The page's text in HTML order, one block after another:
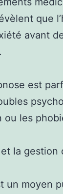
que
avant
est
ou les
et la gestion
un moyen